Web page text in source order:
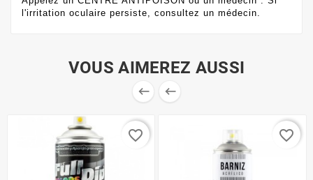
l'irritation oculaire persiste, consultez un médecin.
VOUS AIMEREZ AUSSI
 
favorite_border favorite_border